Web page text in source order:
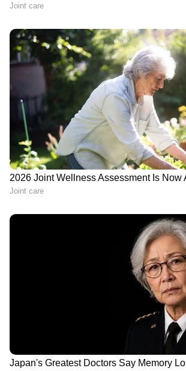
എഞ്ചിനുകളുള്ള ഇത് വിശാലമായ
വാഗ്ദാനം ചെയ്യുന്നു. വില
(എക്സ്-ഷോറൂം) മുതൽ
പതിവായി ലഗേജുമായി യാത്ര
ചെയ്യുന്നവർക്കും ഒരു കുടുംബ
ആഗ്രഹിക്കുന്നവർക്കും ഇത്
ടാറ്റ ആൾട്രോസ് iCNG
ഈ പട്ടികയിലെ ഏറ്റവും പ്രീമിയം
ഹാച്ച്ബാക്കാണ് ആൾട്രോസ്.
എഞ്ചിന് നന്ദി, ഇത് വിശാലമായ ഒരു
മനോഹരമായി കാണപ്പെടുന്നു.
7.22 ലക്ഷം മുതൽ ആരംഭിക്കുന്നു.
ക്യാബിൻ സ്ഥലവും
ഹ്യുണ്ടായി എക്‌സ്റ്റർ ഹൈ-
ഈ ഹ്യുണ്ടായി കാറിൽ ഇരട്ട
എഞ്ചിനും ഉണ്ട്. കൂടുതൽ